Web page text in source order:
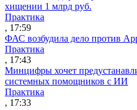
хищении 1 млрд руб.
Практика
, 17:59
ФАС возбудила дело против
Практика
, 17:43
Минцифры хочет
системных помощников с ИИ
Практика
, 17:33